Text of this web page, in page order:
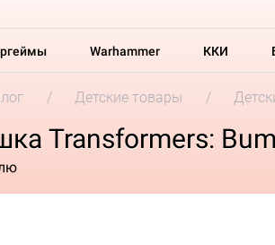
Warhammer ККИ
Детские товары
Transformers: